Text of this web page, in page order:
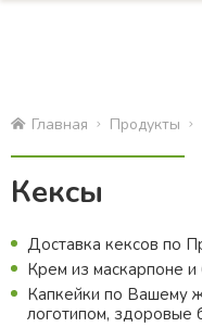
Главная Продукты
Кексы
Доставка кексов по
Крем из маскарпоне
Капкейки по Вашему
логотипом, здоровые